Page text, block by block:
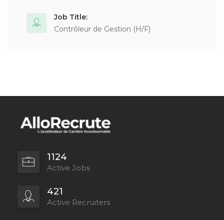
Job Title:
Contrôleur de Gestion (H/F)
1124
Active Jobs
421
Active Recruiters